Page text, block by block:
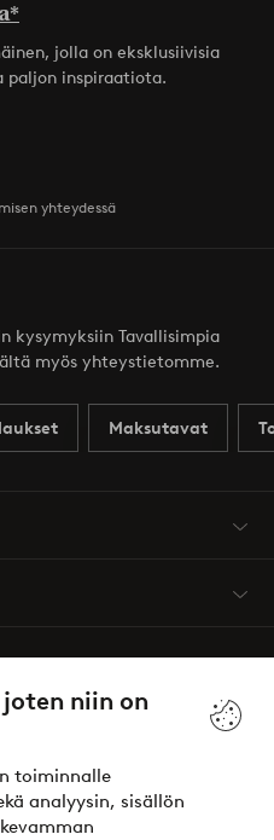
niin on
toiminnalle
analyysin, sisällön
jolla on eksklusiivisia
paljon inspiraatiota.
yhteydessä
kysymyksiin Tavallisimpia
myös yhteystietomme.
Maksutavat